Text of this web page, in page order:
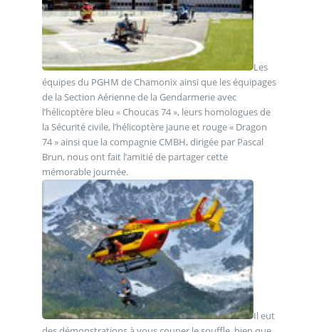
Les
équipes du PGHM de Chamonix ainsi que les équipages
de la Section Aérienne de la Gendarmerie avec
l’hélicoptère bleu « Choucas 74 », leurs homologues de
la Sécurité civile, l’hélicoptère jaune et rouge « Dragon
74 » ainsi que la compagnie CMBH, dirigée par Pascal
Brun, nous ont fait l’amitié de partager cette
mémorable journée.
Il eut